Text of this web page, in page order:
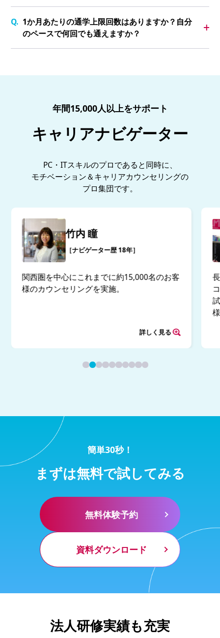
1か月あたりの通学上限回数はありますか？自分
のペースで何回でも通えますか？
年間15,000人以上をサポート
キャリアナビゲーター
PC・ITスキルのプロであると同時に、
モチベーション＆キャリアカウンセリングの
プロ集団です。
竹内 瞳
［ナビゲーター歴 18年］
関西圏を中心にこれまでに約15,000名のお客
様のカウンセリングを実施。
詳しく見る
簡単30秒！
まずは無料で試してみる
無料体験予約
資料ダウンロード
法人研修実績も充実